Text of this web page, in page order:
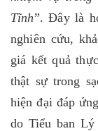
Tĩnh”. Đây là
nghiên cứu,
giá kết quả
thật sự trong
hiện đại đáp
do Tiểu ban